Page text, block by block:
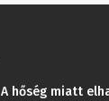
A hőség miatt